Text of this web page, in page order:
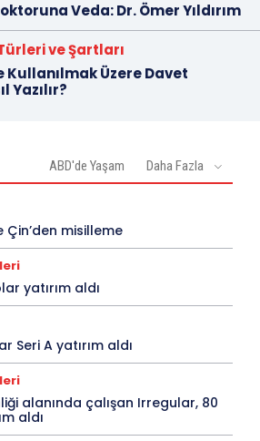
Veda: Dr. Ömer Yıldırım
ve Şartları
Kullanılmak Üzere Davet
Yazılır?
ABD'de Yaşam Daha Fazla
misilleme
yatırım aldı
Seri A yatırım aldı
alanında çalışan Irregular, 80
aldı